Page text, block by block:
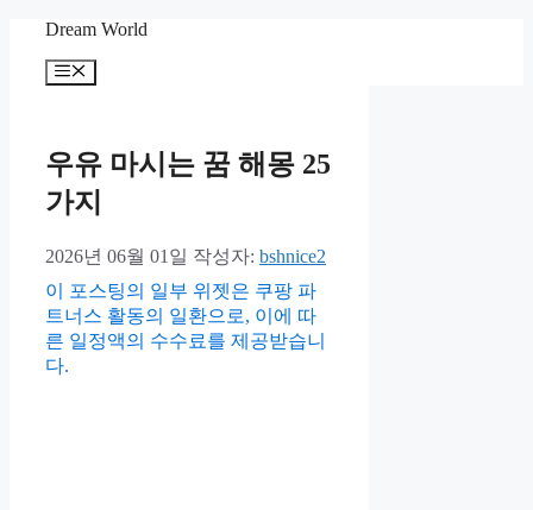
Dream World
메
우유 마시는 꿈 해몽 25
가지
2026년 06월 01일 작성자: bshnice2
이 포스팅의 일부 위젯은 쿠팡 파
트너스 활동의 일환으로, 이에 따
른 일정액의 수수료를 제공받습니
다.